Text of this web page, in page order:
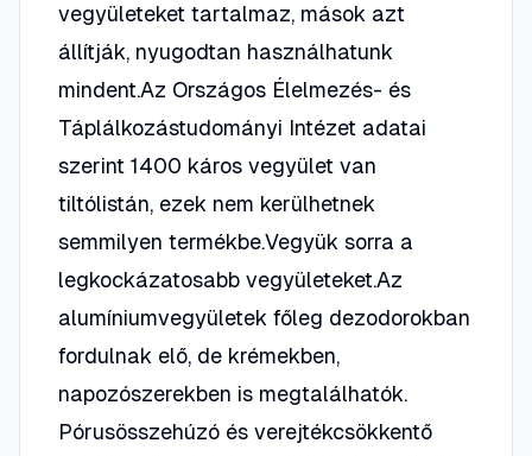
vegyületeket tartalmaz, mások azt
állítják, nyugodtan használhatunk
mindent.Az Országos Élelmezés- és
Táplálkozástudományi Intézet adatai
szerint 1400 káros vegyület van
tiltólistán, ezek nem kerülhetnek
semmilyen termékbe.Vegyük sorra a
legkockázatosabb vegyületeket.Az
alumíniumvegyületek főleg dezodorokban
fordulnak elő, de krémekben,
napozószerekben is megtalálhatók.
Pórusösszehúzó és verejtékcsökkentő